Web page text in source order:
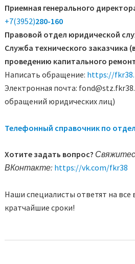
Приемная генерального
+7(3952)280-160
Правовой отдел юридической
Служба технического заказчика
проведению капитального
Написать обращение: https://
Электронная почта:
обращений юридических лиц)
Телефонный справочник по
Хотите задать вопрос?
ВКонтакте: https://vk.com/fkr38
Наши специалисты ответят на
кратчайшие сроки!